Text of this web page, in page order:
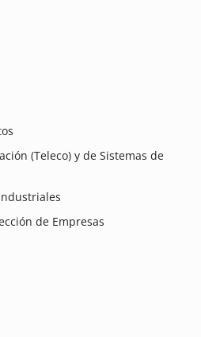
(Teleco) y de Sistemas de
de Empresas